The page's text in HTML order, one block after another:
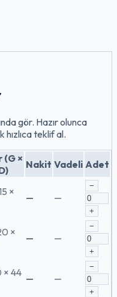
gör. Hazır olunca
teklif al.
(G × Nakit Vadeli Adet
×
— —
−
+
×
— —
−
+
× 44 — —
−
+